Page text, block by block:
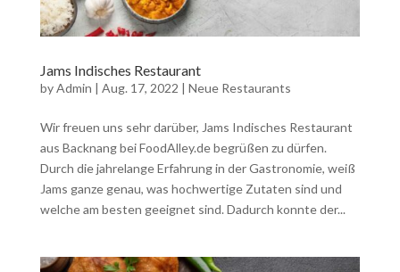
Jams Indisches Restaurant
byAdmin | Aug. 17, 2022 | Neue Restaurants
Wir freuen uns sehr darüber, Jams Indisches Restaurant
aus Backnang bei FoodAlley.de begrüßen zu dürfen.
Durch die jahrelange Erfahrung in der Gastronomie, weiß
Jams ganze genau, was hochwertige Zutaten sind und
welche am besten geeignet sind. Dadurch konnte der...